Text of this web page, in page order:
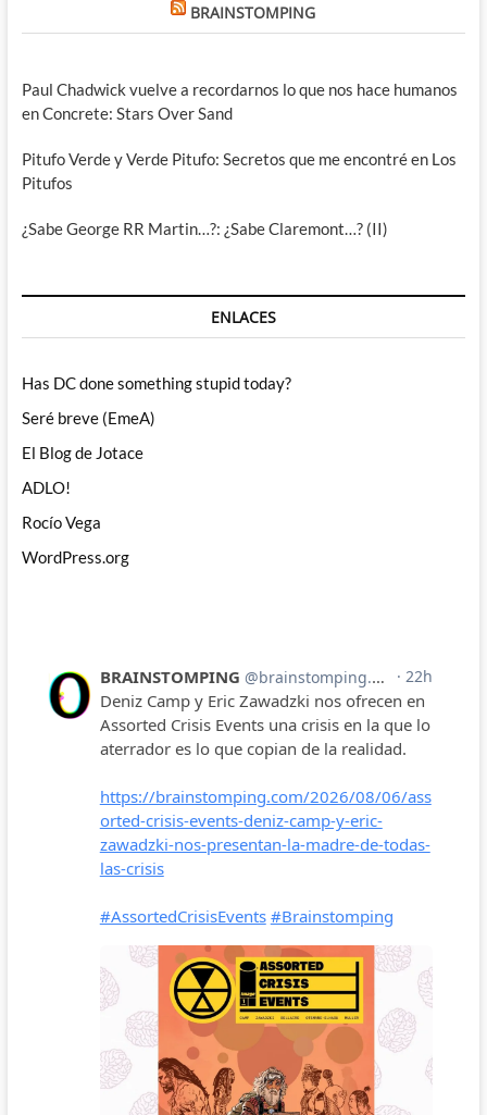
BRAINSTOMPING
Paul Chadwick vuelve a recordarnos lo que nos hace humanos
en Concrete: Stars Over Sand
Pitufo Verde y Verde Pitufo: Secretos que me encontré en Los
Pitufos
¿Sabe George RR Martin…?: ¿Sabe Claremont…? (II)
ENLACES
Has DC done something stupid today?
Seré breve (EmeA)
El Blog de Jotace
ADLO!
Rocío Vega
WordPress.org